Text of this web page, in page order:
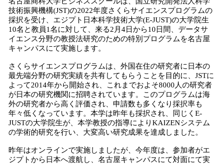
技術振興機構(JST)の2022年度さくらサイエンスプログラムの
採択を受け、エジプト日本科学技術大学(E-JUST)の大学院生
10名と教員1名に対して、来る2月4日から10日間、データサ
イエンス分野の教授法研究のための特別プログラムを名古屋
キャンパスにて実施します。
さくらサイエンスプログラムは、外国在住の研究者に日本の
最先端分野の研究実績を共有してもらうことを目的に、JSTに
よって2014年から開始され、これまでおよそ8000人の研究者
が日本の研究機関に招聘されています。このプログラムは海
外の研究者から高く評価され、申請数も多くなり採択率も
年々低くなっています。本学は昨年も採択され、同じくE-
JUSTの大学院生が、本学教授の指導によりKAIZENシステム
の学術的研究を行い、大変高い研究成果を達成しました。
昨年はオンラインで実施しましたが、今年度は、参加者がエ
ジプトから日本へ渡航し、名古屋キャンパスにて対面にて実